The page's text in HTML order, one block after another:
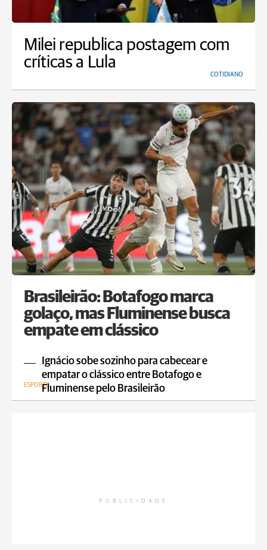
Milei republica postagem com
críticas a Lula
COTIDIANO
Brasileirão: Botafogo marca
golaço, mas Fluminense busca
empate em clássico
Ignácio sobe sozinho para cabecear e
empatar o clássico entre Botafogo e
Fluminense pelo Brasileirão
ESPORTE
PUBLICIDADE